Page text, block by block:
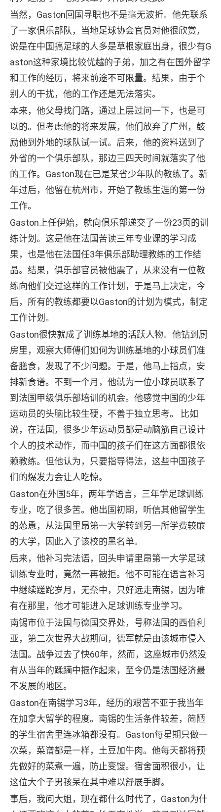
当然，Gaston回国寻职也不是毫无波折。他先联系
了一家俱乐部队，当地足球协会官员对他很欣赏，
说是在中国搞足球的人多是草根家庭出身，很少有G
aston这种家境比较优越的子弟，加之有在国外留学
和工作的经历，将来前途不可限量。结果，由于个
别人的干扰，他的工作还是无法落实。
本来，他父母找门路，通过上层过问一下，也是可
以的。但考虑他的将来发展，他们放弃了广州，鼓
励他到外地的球队试一试。后来，他的资料送到了
外省的一个俱乐部队，那边三四天时间就落实了他
的工作。Gaston现在已是某省少年队的教练了。新
年过后，他留在杭州市，开始了教练生涯的第一份
工作。
Gaston上任伊始，就向俱乐部递交了一份23页的训
练计划。这是他在法国苦读三年专业课的学习成
果，也是他在法国任3年俱乐部助理教练的工作结
晶。结果，俱乐部官员被他震了，从来没有一位教
练向他们交过这样的工作计划，于是马上决定，今
后，所有的教练都要以Gaston的计划为模式，制定
工作计划。
Gaston很快就成了训练基地的活跃人物。他钻到厨
房里，观察大师傅们如何为训练基地的小球员们准
备膳食，发现了不少问题。于是，他马上指点，安
排新食谱。不到一个月，他就为一位小球员联系了
到法国甲级俱乐部培训的机会。他感觉中国的少年
运动员的头脑比较生硬，不善于独立思考。 比如
说，在法国，很多少年运动员都是动脑筋自己设计
个人的技术动作，而中国的孩子们在这方面都很依
赖教练。但他认为，只要指导得法，这些中国孩子
们的爆发力会让人吃惊。
Gaston在外国5年，两年学语言，三年学足球训练
专业，吃了很多苦。他出国初期，听信其他留学生
的怂恿，从法国里昂第一大学转到另一所学费较廉
的大学，因此入了该校的黑名单。
后来，他补习完法语，回头申请里昂第一大学足球
训练专业时，竟然一再被拒。他不可能在语言补习
中继续蹉跎岁月，无奈中，只好远走南锡，因为唯
有在那里，他才可能进入足球训练专业学习。
南锡市位于法国与德国交界处，号称法国的西伯利
亚，第二次世界大战期间，德军就是由该城市侵入
法国。战争过去了快60年，然而，这座城市仍然没
有从当年的蹂躏中振作起来，至今仍是法国经济最
不发展的地区。
Gaston在南锡学习3年，经历的艰苦不亚于我当年
在加拿大留学的程度。南锡的生活条件较差，简陋
的学生宿舍里连冰箱都没有。Gaston每星期只做一
次菜，菜谱都是一样，土豆加牛肉。他每天都将预
先做好的菜煮一遍，防止变馊。宿舍面积很小，让
这位大个子男孩呆在其中难以舒展手脚。
事后，我问大姐，现在都什么时代了，Gaston为什